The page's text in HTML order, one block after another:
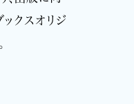
クスオリジ